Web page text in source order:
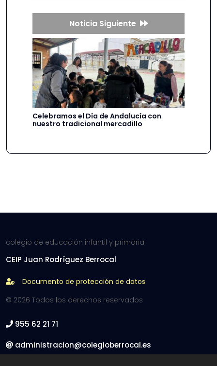
Noticia Siguiente
Celebramos el Día de Andalucía con
nuestro tradicional mercadillo
colegio de educación infantil y primaria
CEIP Juan Rodríguez Berrocal
Documento de protección de datos
© 2026 Todos los derechos reservados
955 62 21 71
administracion@colegioberrocal.es